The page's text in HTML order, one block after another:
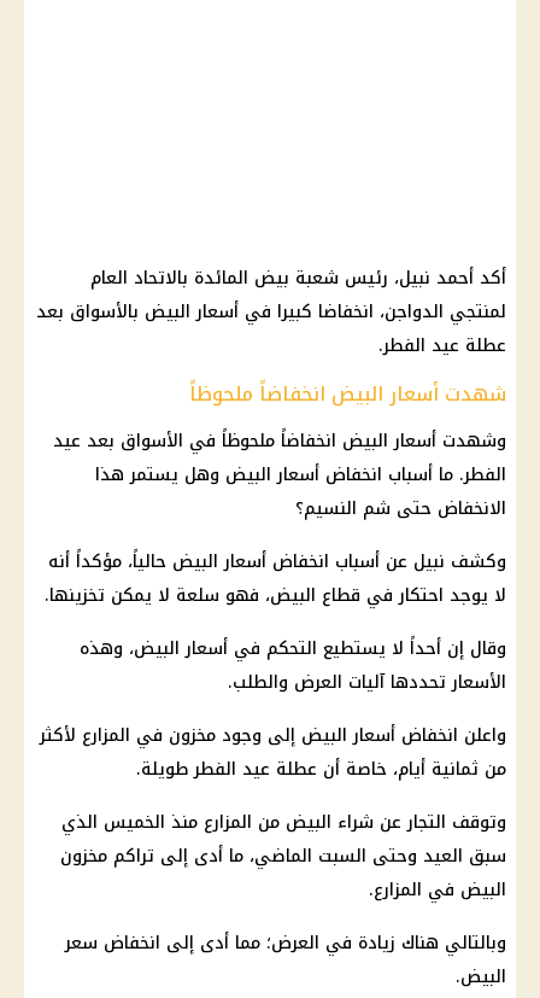
أكد أحمد نبيل، رئيس شعبة بيض المائدة بالاتحاد العام
لمنتجي الدواجن، انخفاضا كبيرا في أسعار البيض بالأسواق بعد
عطلة عيد الفطر.
شهدت أسعار البيض انخفاضاً ملحوظاً
وشهدت أسعار البيض انخفاضاً ملحوظاً في الأسواق بعد عيد
الفطر. ما أسباب انخفاض أسعار البيض وهل يستمر هذا
الانخفاض حتى شم النسيم؟
وكشف نبيل عن أسباب انخفاض أسعار البيض حالياً، مؤكداً أنه
لا يوجد احتكار في قطاع البيض، فهو سلعة لا يمكن تخزينها.
وقال إن أحداً لا يستطيع التحكم في أسعار البيض، وهذه
الأسعارتحددها آليات العرض والطلب.
واعلن انخفاض أسعار البيض إلى وجود مخزون في المزارع لأكثر
من ثمانية أيام، خاصة أن عطلة عيد الفطر طويلة.
وتوقف التجار عن شراء البيض من المزارع منذ الخميس الذي
سبق العيد وحتى السبت الماضي، ما أدى إلى تراكم مخزون
البيض في المزارع.
وبالتالي هناك زيادة في العرض؛ مما أدى إلى انخفاض سعر
البيض.